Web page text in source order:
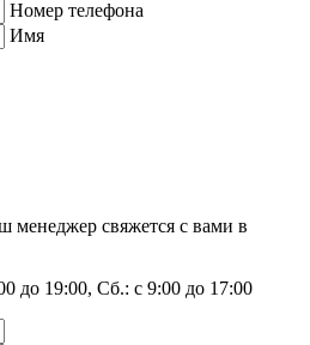
Номер телефона
Имя
менеджер свяжется с вами в
до 19:00, Сб.: с 9:00 до 17:00